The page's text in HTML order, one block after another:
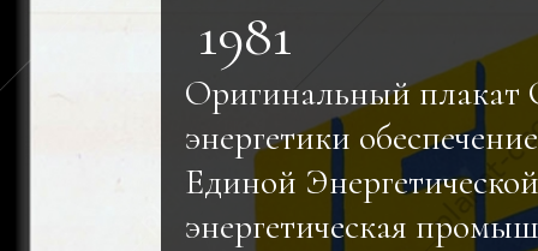
1981
Оригинальный
энергетики
Единой
энергетическая